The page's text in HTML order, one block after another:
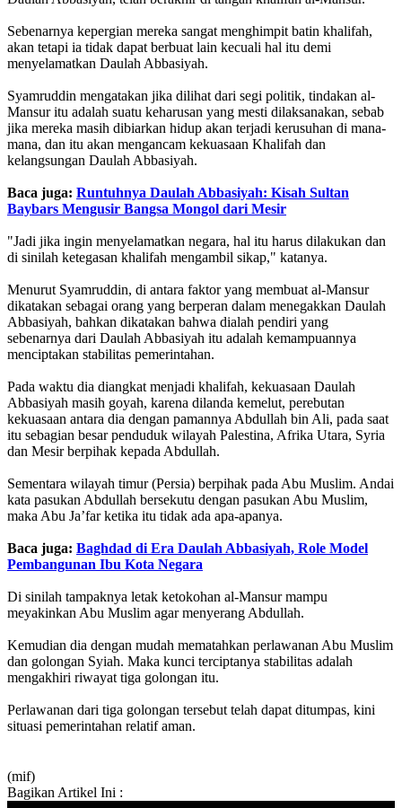
Sebenarnya kepergian mereka sangat menghimpit batin khalifah,
akan tetapi ia tidak dapat berbuat lain kecuali hal itu demi
menyelamatkan Daulah Abbasiyah.
Syamruddin mengatakan jika dilihat dari segi politik, tindakan al-
Mansur itu adalah suatu keharusan yang mesti dilaksanakan, sebab
jika mereka masih dibiarkan hidup akan terjadi kerusuhan di mana-
mana, dan itu akan mengancam kekuasaan Khalifah dan
kelangsungan Daulah Abbasiyah.
Baca juga: Runtuhnya Daulah Abbasiyah: Kisah Sultan
Baybars Mengusir Bangsa Mongol dari Mesir
"Jadi jika ingin menyelamatkan negara, hal itu harus dilakukan dan
di sinilah ketegasan khalifah mengambil sikap," katanya.
Menurut Syamruddin, di antara faktor yang membuat al-Mansur
dikatakan sebagai orang yang berperan dalam menegakkan Daulah
Abbasiyah, bahkan dikatakan bahwa dialah pendiri yang
sebenarnya dari Daulah Abbasiyah itu adalah kemampuannya
menciptakan stabilitas pemerintahan.
Pada waktu dia diangkat menjadi khalifah, kekuasaan Daulah
Abbasiyah masih goyah, karena dilanda kemelut, perebutan
kekuasaan antara dia dengan pamannya Abdullah bin Ali, pada saat
itu sebagian besar penduduk wilayah Palestina, Afrika Utara, Syria
dan Mesir berpihak kepada Abdullah.
Sementara wilayah timur (Persia) berpihak pada Abu Muslim. Andai
kata pasukan Abdullah bersekutu dengan pasukan Abu Muslim,
maka Abu Ja’far ketika itu tidak ada apa-apanya.
Baca juga: Baghdad di Era Daulah Abbasiyah, Role Model
Pembangunan Ibu Kota Negara
Di sinilah tampaknya letak ketokohan al-Mansur mampu
meyakinkan Abu Muslim agar menyerang Abdullah.
Kemudian dia dengan mudah mematahkan perlawanan Abu Muslim
dan golongan Syiah. Maka kunci terciptanya stabilitas adalah
mengakhiri riwayat tiga golongan itu.
Perlawanan dari tiga golongan tersebut telah dapat ditumpas, kini
situasi pemerintahan relatif aman.
(mif)
Bagikan Artikel Ini :